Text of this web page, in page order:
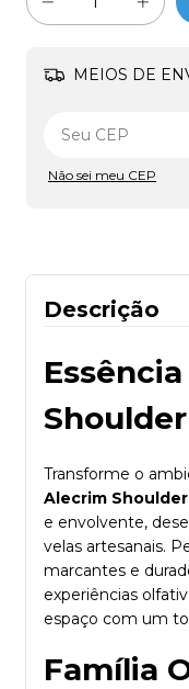
MEIOS DE
Não sei meu CEP
Descrição
Transforme o
Alecrim Shoulder
e envolvente,
velas artesanais.
marcantes e
experiências
espaço com um
Família